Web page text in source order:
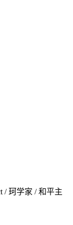
/ 珂学家 / 和平主